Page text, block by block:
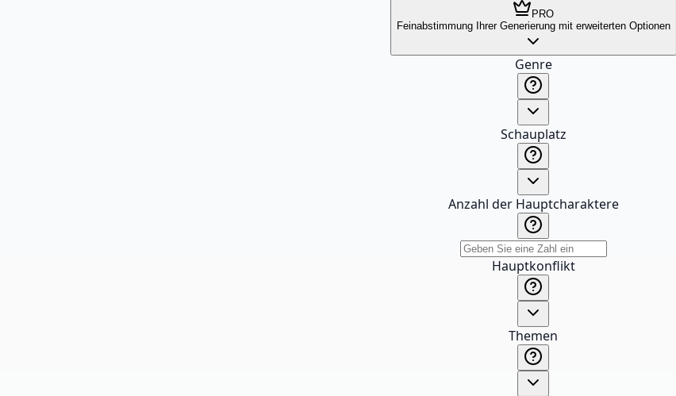
PRO
Feinabstimmung Ihrer Generierung mit erweiterten Optionen
Genre
Schauplatz
Anzahl der Hauptcharaktere
Hauptkonflikt
Themen